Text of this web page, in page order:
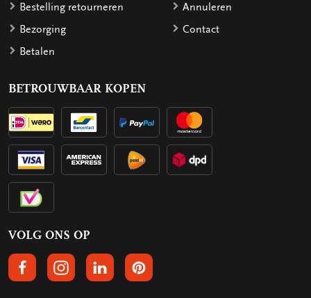
Bestelling retourneren
Bezorging
Betalen
Annuleren
Contact
BETROUWBAAR KOPEN
VOLG ONS OP
VOLGS ONS OP FACEBOOK
VOLG ONS OP INSTAGRAM
VOLG ONS OP LINKEDIN
VOLG ONS OP PINTEREST